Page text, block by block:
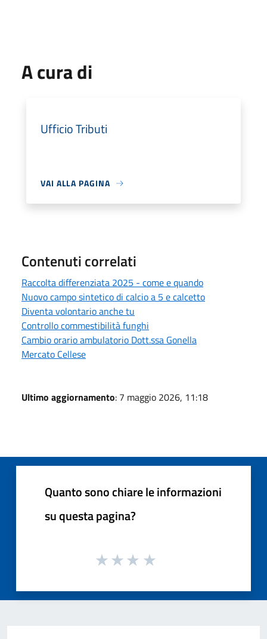
A cura di
Ufficio Tributi
VAI ALLA PAGINA
Contenuti correlati
Raccolta differenziata 2025 - come e quando
Nuovo campo sintetico di calcio a 5 e calcetto
Diventa volontario anche tu
Controllo commestibilità funghi
Cambio orario ambulatorio Dott.ssa Gonella
Mercato Cellese
Ultimo aggiornamento: 7 maggio 2026, 11:18
Quanto sono chiare le informazioni
su questa pagina?